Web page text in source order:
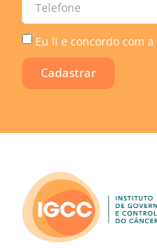
Eu li e concordo com a
Cadastrar